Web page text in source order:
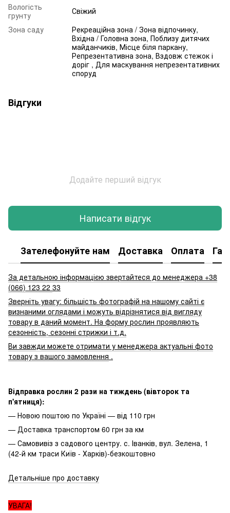
Вологість
грунту
Свіжий
Зона саду
Рекреаційна зона / Зона відпочинку,
Вхідна / Головна зона, Поблизу дитячих
майданчиків, Місце біля паркану,
Репрезентативна зона, Вздовж стежок і
доріг , Для маскування непрезентативних
споруд
Відгуки
Додайте перший відгук
Написати відгук
Зателефонуйте нам Доставка Оплата
За детальною інформацією звертайтеся до менеджера +38
(066) 123 22 33
Зверніть увагу: більшість фотографій на нашому сайті є
визнаними оглядами і можуть відрізнятися від вигляду
товару в даний момент. На форму рослин проявляють
сезонність, сезонні стрижки і т.д.
Ви завжди можете отримати у менеджера актуальні фото
товару з вашого замовлення .
Відправка рослин 2 рази на тиждень (вівторок та
п'ятниця):
— Новою поштою по Україні — від 110 грн
— Доставка транспортом 60 грн за км
— Самовивіз з садового центру. с. Іванків, вул. Зелена, 1
(42-й км траси Київ - Харків)-безкоштовно
Детальніше про доставку
УВАГА!